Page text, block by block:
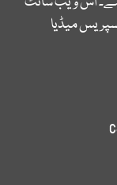
میڈیا